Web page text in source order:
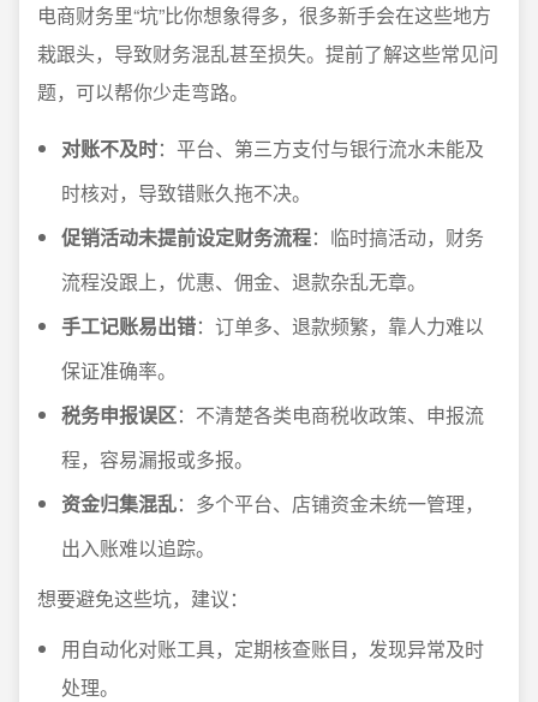
电商财务里“坑”比你想象得多，很多新手会在这些地方
栽跟头，导致财务混乱甚至损失。提前了解这些常见问
题，可以帮你少走弯路。
对账不及时：平台、第三方支付与银行流水未能及
时核对，导致错账久拖不决。
促销活动未提前设定财务流程：临时搞活动，财务
流程没跟上，优惠、佣金、退款杂乱无章。
手工记账易出错：订单多、退款频繁，靠人力难以
保证准确率。
税务申报误区：不清楚各类电商税收政策、申报流
程，容易漏报或多报。
资金归集混乱：多个平台、店铺资金未统一管理，
出入账难以追踪。
想要避免这些坑，建议：
用自动化对账工具，定期核查账目，发现异常及时
处理。